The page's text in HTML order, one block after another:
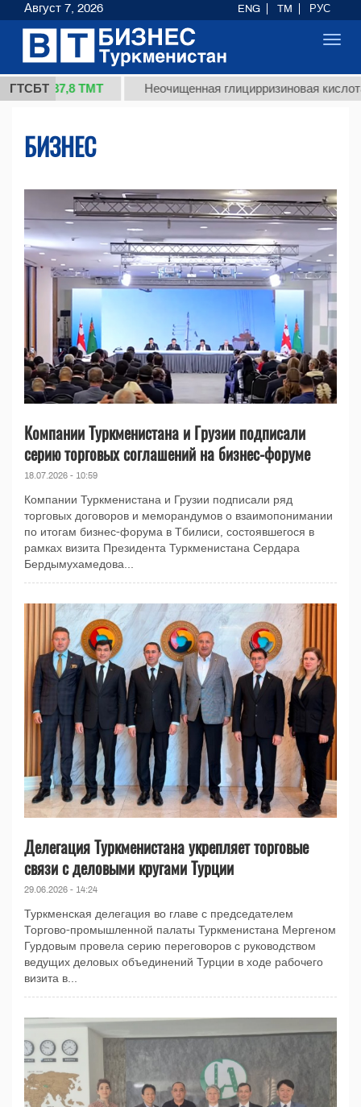
ГТСБТ
ТМТ Неочищенная глицирризиновая кислота
БИЗНЕС
Компании Туркменистана и Грузии подписали
серию торговых соглашений на бизнес-форуме
18.07.2026 - 10:59
Компании Туркменистана и Грузии подписали ряд
торговых договоров и меморандумов о взаимопонимании
по итогам бизнес-форума в Тбилиси, состоявшегося в
рамках визита Президента Туркменистана Сердара
Бердымухамедова...
Делегация Туркменистана укрепляет торговые
связи с деловыми кругами Турции
29.06.2026 - 14:24
Туркменская делегация во главе с председателем
Торгово-промышленной палаты Туркменистана Мергеном
Гурдовым провела серию переговоров с руководством
ведущих деловых объединений Турции в ходе рабочего
визита в...
Август 7, 2026 ENG TM РУС